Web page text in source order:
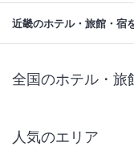
近畿のホテル・旅館・宿
全国のホテル・旅
人気のエリア